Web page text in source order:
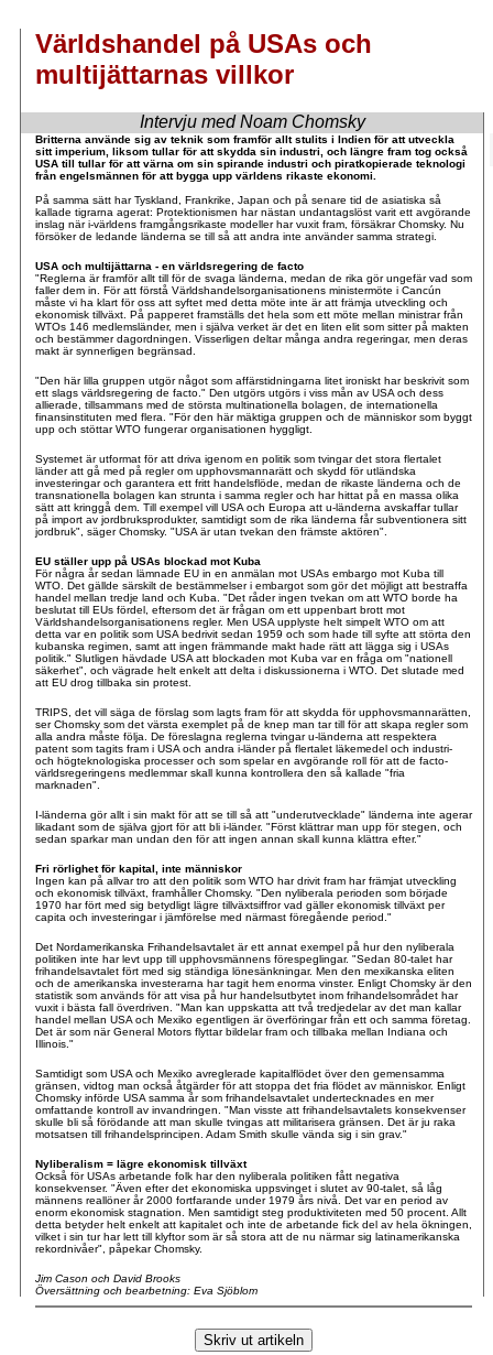
Världshandel på USAs och
multijättarnas villkor
Intervju med Noam Chomsky
Britterna använde sig av teknik som framför allt stulits i Indien för att utveckla
sitt imperium, liksom tullar för att skydda sin industri, och längre fram tog också
USA till tullar för att värna om sin spirande industri och piratkopierade teknologi
från engelsmännen för att bygga upp världens rikaste ekonomi.
På samma sätt har Tyskland, Frankrike, Japan och på senare tid de asiatiska så
kallade tigrarna agerat: Protektionismen har nästan undantagslöst varit ett avgörande
inslag när i-världens framgångsrikaste modeller har vuxit fram, försäkrar Chomsky. Nu
försöker de ledande länderna se till så att andra inte använder samma strategi.
USA och multijättarna - en världsregering de facto
"Reglerna är framför allt till för de svaga länderna, medan de rika gör ungefär vad som
faller dem in. För att förstå Världshandelsorganisationens ministermöte i Cancún
måste vi ha klart för oss att syftet med detta möte inte är att främja utveckling och
ekonomisk tillväxt. På papperet framställs det hela som ett möte mellan ministrar från
WTOs 146 medlemsländer, men i själva verket är det en liten elit som sitter på makten
och bestämmer dagordningen. Visserligen deltar många andra regeringar, men deras
makt är synnerligen begränsad.
"Den här lilla gruppen utgör något som affärstidningarna litet ironiskt har beskrivit som
ett slags världsregering de facto." Den utgörs utgörs i viss mån av USA och dess
allierade, tillsammans med de största multinationella bolagen, de internationella
finansinstituten med flera. "För den här mäktiga gruppen och de människor som byggt
upp och stöttar WTO fungerar organisationen hyggligt.
Systemet är utformat för att driva igenom en politik som tvingar det stora flertalet
länder att gå med på regler om upphovsmannarätt och skydd för utländska
investeringar och garantera ett fritt handelsflöde, medan de rikaste länderna och de
transnationella bolagen kan strunta i samma regler och har hittat på en massa olika
sätt att kringgå dem. Till exempel vill USA och Europa att u-länderna avskaffar tullar
på import av jordbruksprodukter, samtidigt som de rika länderna får subventionera sitt
jordbruk", säger Chomsky. "USA är utan tvekan den främste aktören".
EU ställer upp på USAs blockad mot Kuba
För några år sedan lämnade EU in en anmälan mot USAs embargo mot Kuba till
WTO. Det gällde särskilt de bestämmelser i embargot som gör det möjligt att bestraffa
handel mellan tredje land och Kuba. "Det råder ingen tvekan om att WTO borde ha
beslutat till EUs fördel, eftersom det är frågan om ett uppenbart brott mot
Världshandelsorganisationens regler. Men USA upplyste helt simpelt WTO om att
detta var en politik som USA bedrivit sedan 1959 och som hade till syfte att störta den
kubanska regimen, samt att ingen främmande makt hade rätt att lägga sig i USAs
politik." Slutligen hävdade USA att blockaden mot Kuba var en fråga om "nationell
säkerhet", och vägrade helt enkelt att delta i diskussionerna i WTO. Det slutade med
att EU drog tillbaka sin protest.
TRIPS, det vill säga de förslag som lagts fram för att skydda för upphovsmannarätten,
ser Chomsky som det värsta exemplet på de knep man tar till för att skapa regler som
alla andra måste följa. De föreslagna reglerna tvingar u-länderna att respektera
patent som tagits fram i USA och andra i-länder på flertalet läkemedel och industri-
och högteknologiska processer och som spelar en avgörande roll för att de facto-
världsregeringens medlemmar skall kunna kontrollera den så kallade "fria
marknaden".
I-länderna gör allt i sin makt för att se till så att "underutvecklade" länderna inte agerar
likadant som de själva gjort för att bli i-länder. "Först klättrar man upp för stegen, och
sedan sparkar man undan den för att ingen annan skall kunna klättra efter."
Fri rörlighet för kapital, inte människor
Ingen kan på allvar tro att den politik som WTO har drivit fram har främjat utveckling
och ekonomisk tillväxt, framhåller Chomsky. "Den nyliberala perioden som började
1970 har fört med sig betydligt lägre tillväxtsiffror vad gäller ekonomisk tillväxt per
capita och investeringar i jämförelse med närmast föregående period."
Det Nordamerikanska Frihandelsavtalet är ett annat exempel på hur den nyliberala
politiken inte har levt upp till upphovsmännens förespeglingar. "Sedan 80-talet har
frihandelsavtalet fört med sig ständiga lönesänkningar. Men den mexikanska eliten
och de amerikanska investerarna har tagit hem enorma vinster. Enligt Chomsky är den
statistik som används för att visa på hur handelsutbytet inom frihandelsområdet har
vuxit i bästa fall överdriven. "Man kan uppskatta att två tredjedelar av det man kallar
handel mellan USA och Mexiko egentligen är överföringar från ett och samma företag.
Det är som när General Motors flyttar bildelar fram och tillbaka mellan Indiana och
Illinois."
Samtidigt som USA och Mexiko avreglerade kapitalflödet över den gemensamma
gränsen, vidtog man också åtgärder för att stoppa det fria flödet av människor. Enligt
Chomsky införde USA samma år som frihandelsavtalet undertecknades en mer
omfattande kontroll av invandringen. "Man visste att frihandelsavtalets konsekvenser
skulle bli så förödande att man skulle tvingas att militarisera gränsen. Det är ju raka
motsatsen till frihandelsprincipen. Adam Smith skulle vända sig i sin grav."
Nyliberalism = lägre ekonomisk tillväxt
Också för USAs arbetande folk har den nyliberala politiken fått negativa
konsekvenser. "Även efter det ekonomiska uppsvinget i slutet av 90-talet, så låg
männens reallöner år 2000 fortfarande under 1979 års nivå. Det var en period av
enorm ekonomisk stagnation. Men samtidigt steg produktiviteten med 50 procent. Allt
detta betyder helt enkelt att kapitalet och inte de arbetande fick del av hela ökningen,
vilket i sin tur har lett till klyftor som är så stora att de nu närmar sig latinamerikanska
rekordnivåer", påpekar Chomsky.
Jim Cason och David Brooks
Översättning och bearbetning: Eva Sjöblom